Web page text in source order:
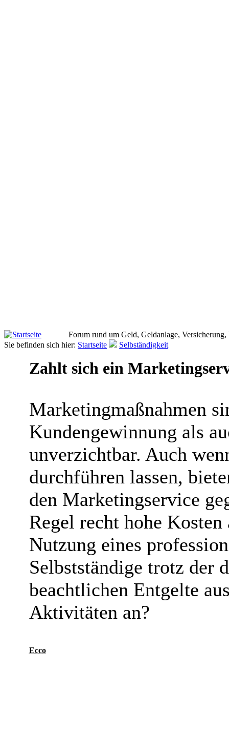
Forum rund um Geld, Geldanlage,
Sie befinden sich hier: Startseite Selbständigkeit
Zahlt sich ein
Marketingmaßnahmen
Kundengewinnung als
unverzichtbar. Auch
durchführen lassen,
den Marketingservice
Regel recht hohe
Nutzung eines
Selbstständige trotz der
beachtlichen Entgelte
Aktivitäten an?
Ecco